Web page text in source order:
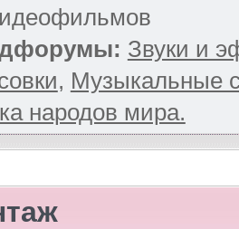
Звуки и
, Музыкальные
народов мира.